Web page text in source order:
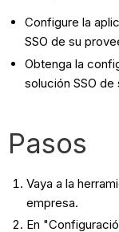
Configure la
SSO de su
Obtenga la
solución SSO
Pasos
Vaya a la
empresa.
En